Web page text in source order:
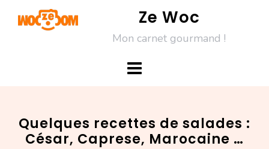
Ze Woc
Mon carnet gourmand !
Quelques recettes de salades :
César, Caprese, Marocaine …